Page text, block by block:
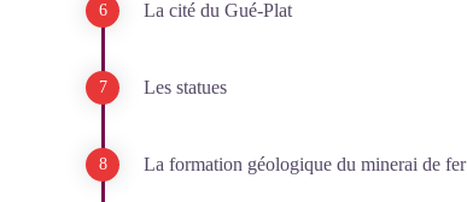
La cité du Gué-Plat
Les statues
La formation géologique du minerai de fer